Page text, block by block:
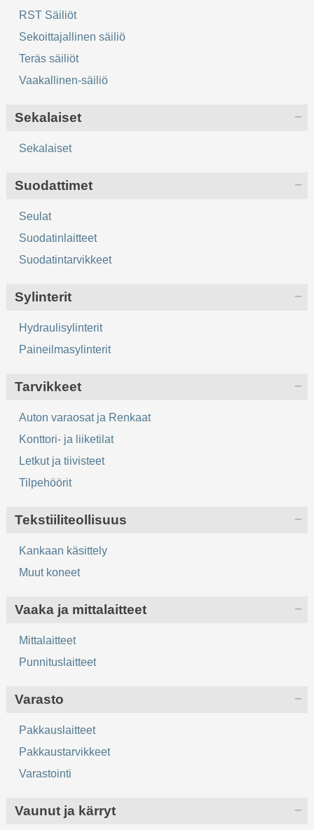
RST Säiliöt
Sekoittajallinen säiliö
Teräs säiliöt
Vaakallinen-säiliö
Sekalaiset
Sekalaiset
Suodattimet
Seulat
Suodatinlaitteet
Suodatintarvikkeet
Sylinterit
Hydraulisylinterit
Paineilmasylinterit
Tarvikkeet
Auton varaosat ja Renkaat
Konttori- ja liiketilat
Letkut ja tiivisteet
Tilpehöörit
Tekstiiliteollisuus
Kankaan käsittely
Muut koneet
Vaaka ja mittalaitteet
Mittalaitteet
Punnituslaitteet
Varasto
Pakkauslaitteet
Pakkaustarvikkeet
Varastointi
Vaunut ja kärryt